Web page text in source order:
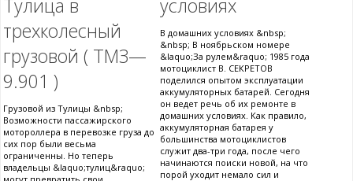
Тулица в
трехколесный
грузовой ( ТМЗ—
9.901 )
Грузовой из Тулицы &nbsp;
Возможности пассажирского
мотороллера в перевозке груза до
сих пор были весьма
ограниченны. Но теперь
владельцы &laquo;тулиц&raquo;
условиях
В домашних условиях &nbsp;
&nbsp; В ноябрьском номере
&laquo;За рулем&raquo; 1985 года
мотоциклист В. СЕКРЕТОВ
поделился опытом эксплуатации
аккумуляторных батарей. Сегодня
он ведет речь об их ремонте в
домашних условиях. Как правило,
аккумуляторная батарея у
большинства мотоциклистов
служит два-три года, после чего
начинаются поиски новой, на что
порой уходит немало сил и